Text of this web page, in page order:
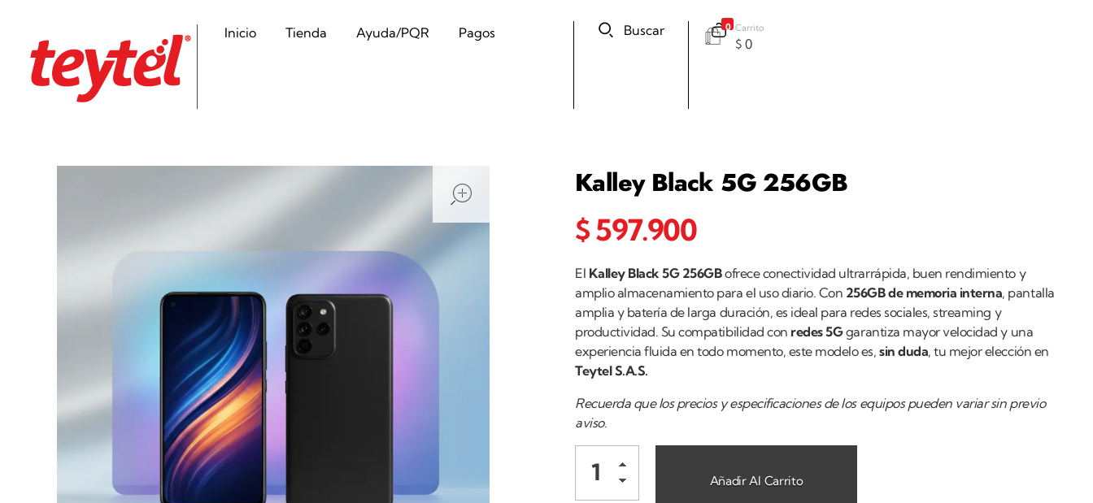
Inicio Tienda Ayuda/PQR Pagos Buscar 0 Carrito
$0
Kalley Black 5G 256GB
$597.900
El Kalley Black 5G 256GBofrece conectividad ultrarrápida, buen rendimiento y
amplio almacenamiento para el uso diario. Con 256GB de memoria interna, pantalla
amplia y batería de larga duración, es ideal para redes sociales, streaming y
productividad. Su compatibilidad con redes 5Ggarantiza mayor velocidad y una
experiencia fluida en todo momento, este modelo es,sin duda, tu mejor elección en
Teytel S.A.S.
Recuerda que los precios y especificaciones de los equipos pueden variar sin previo
aviso.
Añadir Al Carrito